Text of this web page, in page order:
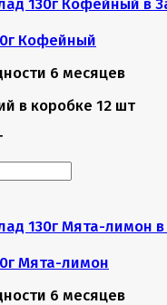
Кофейный
6 месяцев
в коробке 12 шт
Мята-лимон
6 месяцев